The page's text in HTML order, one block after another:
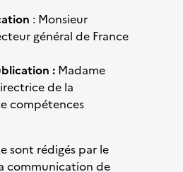
: Monsieur
général de France
: Madame
de la
compétences
sont rédigés par le
communication de